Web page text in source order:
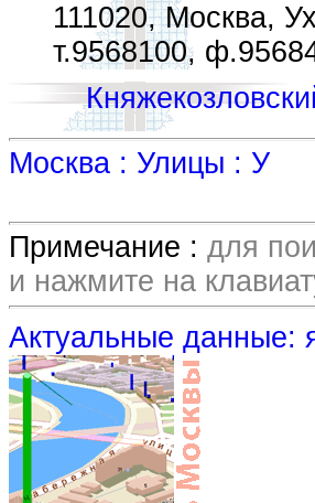
111020, Москва,
т.9568100,
Москва : Улицы : У
Примечание : для
и нажмите на
Актуальные данные: